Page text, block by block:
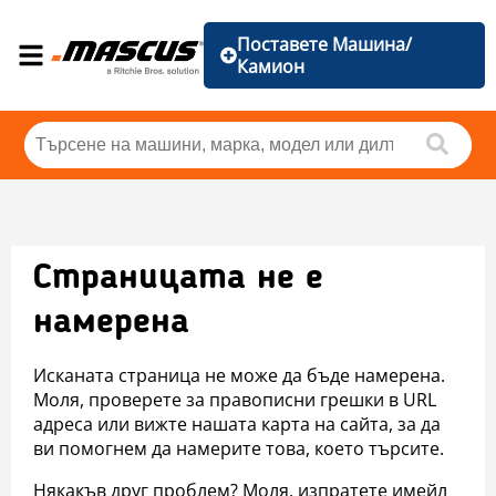
Поставете Машина/
Камион
Страницата не е
намерена
Исканата страница не може да бъде намерена.
Моля, проверете за правописни грешки в URL
адреса или вижте нашата карта на сайта, за да
ви помогнем да намерите това, което търсите.
Някакъв друг проблем? Моля, изпратете имейл